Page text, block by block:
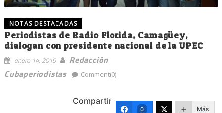
NOTAS DESTACADAS
Periodistas de Radio Florida, Camagüey,
dialogan con presidente nacional de la UPEC
enero 14, 2019
Redacción
Cubaperiodistas
Comment(0)
Compartir
0 Más